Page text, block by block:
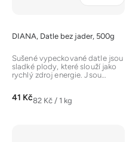
DIANA, Datle bez jader, 500g
41 KčMěrná
82 Kč / 1 kg
Sušené vypeckované datle jsou
sladké plody, které slouží jako
rychlý zdroj energie. Jsou